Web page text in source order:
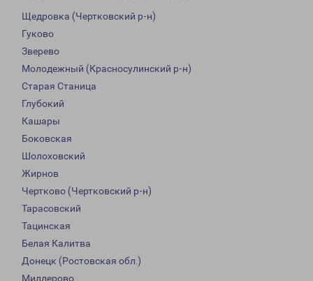
Щедровка (Чертковский р-н)
Гуково
Зверево
Молодежный (Красносулинский р-н)
Старая Станица
Глубокий
Кашары
Боковская
Шолоховский
Жирнов
Чертково (Чертковский р-н)
Тарасовский
Тацинская
Белая Калитва
Донецк (Ростовская обл.)
Миллерово